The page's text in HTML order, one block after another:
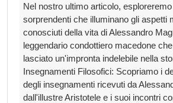
Nel nostro ultimo articolo,
sorprendenti che illuminano gli aspetti
conosciuti della vita di Alessandro
leggendario condottiero macedone
lasciato un'impronta indelebile nella
Insegnamenti Filosofici: Scopriamo i
degli insegnamenti ricevuti da
dall'illustre Aristotele e i suoi incontri